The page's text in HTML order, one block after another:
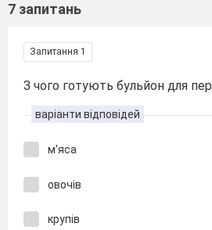
7 запитань
Запитання 1
З чого готують бульйон для
варіанти відповідей
м'яса
овочів
крупів